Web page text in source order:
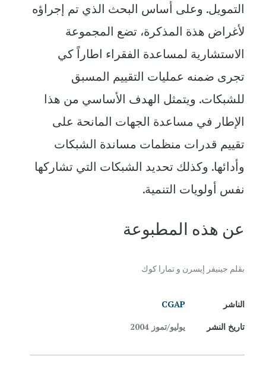
التمويل. وعلى أساس البحث الذي تم إجراؤه
لأغراض هذة المذكرة، تضع المجموعة
الاستشارية لمساعدة الفقراء اطاراً كي
تجرى ضمنه عمليات التقييم المسبق
للشبكات. ويتمثل الهدف الأساسي من هذا
الإطار في مساعدة الجهات المانحة على
تقييم قدرات منظمات مساندة الشبكات
وأدائها. وكذلك تحديد الشبكات التي تشاركها
نفس أولويات التنمية.
عن هذه المطبوعة
بقلم جينيفر إيسرن و تمارا كوك
الناشر
CGAP
تاريخ النشر
يوليو/تموز 2004